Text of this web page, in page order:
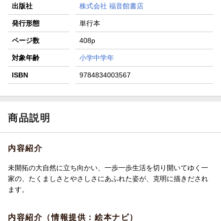
出版社 株式会社 福音館書店
発行形態 単行本
ページ数 408p
対象年齢 小学中学年
ISBN 9784834003567
商品説明
内容紹介
未開拓の大自然に立ち向かい、一歩一歩生活を切り開いてゆく一
家の、たくましさとやさしさにあふれた姿が、克明に描きだされ
ます。
内容紹介（情報提供：絵本ナビ）